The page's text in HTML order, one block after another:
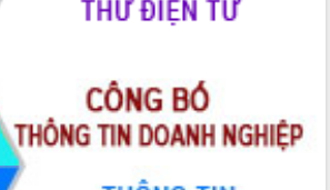
chung
trong
mô hình
4